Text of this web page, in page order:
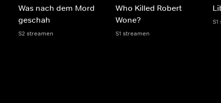
Was nach dem Mord
geschah
S2 streamen
Who Killed Robert
Wone?
S1 streamen